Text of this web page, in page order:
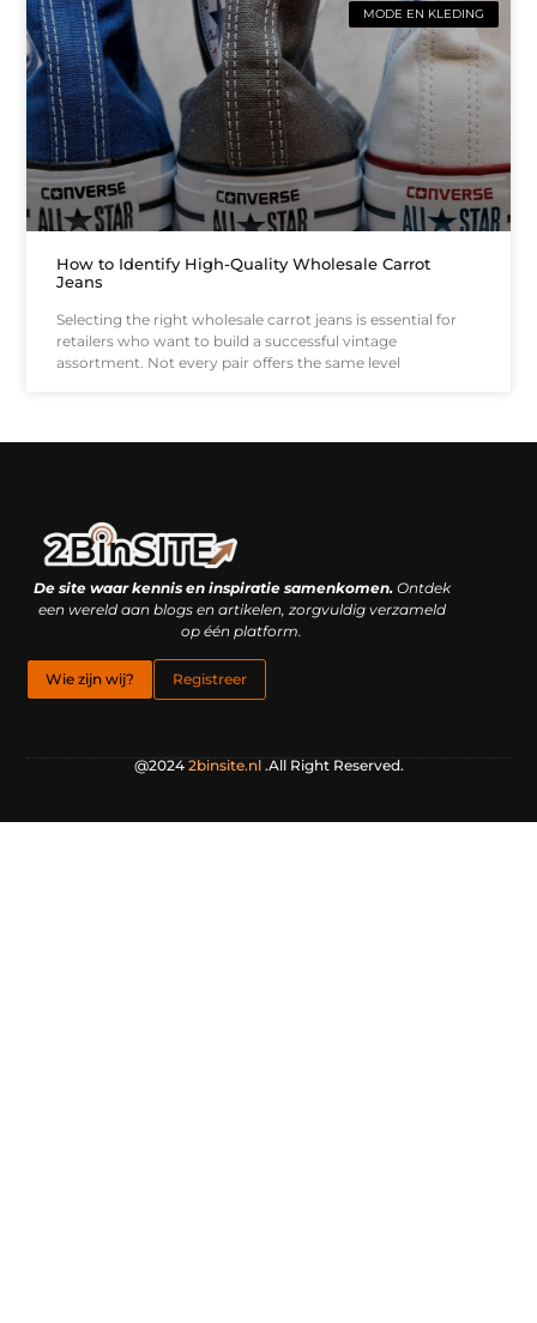
MODE EN KLEDING
How to Identify High-Quality Wholesale Carrot
Jeans
Selecting the right wholesale carrot jeans is essential for
retailers who want to build a successful vintage
assortment. Not every pair offers the same level
De site waar kennis en inspiratie samenkomen.Ontdek
een wereld aan blogs en artikelen, zorgvuldig verzameld
op één platform.
Wie zijn wij? Registreer
@2024 2binsite.nl.All Right Reserved.